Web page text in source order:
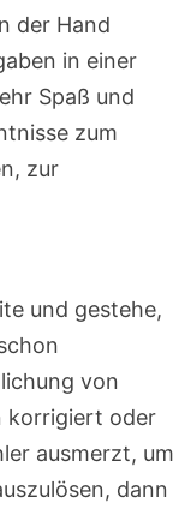
der Hand
in einer
Spaß und
zum
zur
und gestehe,
von
korrigiert oder
ausmerzt, um
dann